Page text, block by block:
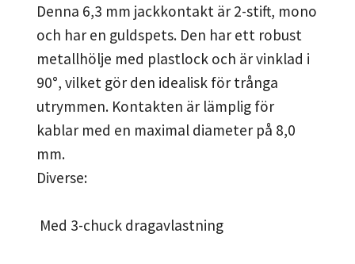
Denna 6,3 mm jackkontakt är 2-stift, mono
och har en guldspets. Den har ett robust
metallhölje med plastlock och är vinklad i
90°, vilket gör den idealisk för trånga
utrymmen. Kontakten är lämplig för
kablar med en maximal diameter på 8,0
mm.
Diverse:
Med 3-chuck dragavlastning